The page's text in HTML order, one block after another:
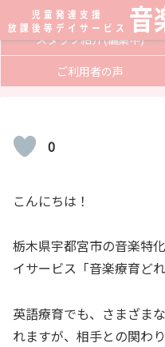
サービス内容
スタッフ紹介(編集中)
ご利用者の声
0
こんにちは！
栃木県宇都宮市の音楽特
イサービス「音楽療育ど
英語療育でも、さまざま
れますが、相手との関わ